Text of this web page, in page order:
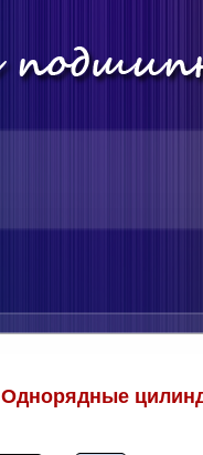
Однорядные